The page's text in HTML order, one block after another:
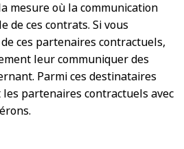
mesure où la communication
de ces contrats. Si vous
ces partenaires contractuels,
leur communiquer des
Parmi ces destinataires
partenaires contractuels avec